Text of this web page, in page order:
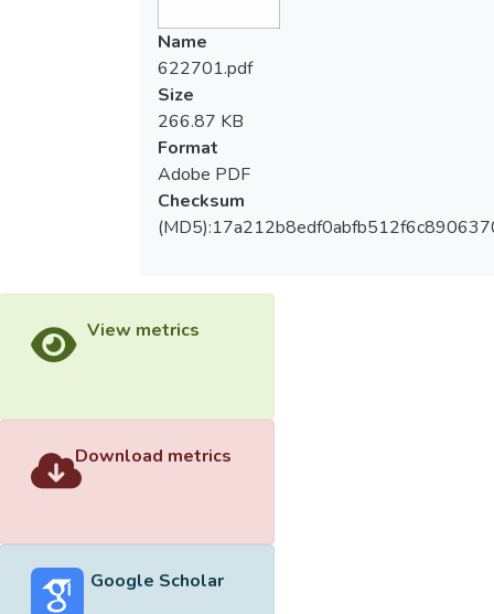
Name
622701.pdf
Size
266.87 KB
Format
Adobe PDF
Checksum
View metrics
Download metrics
Google Scholar